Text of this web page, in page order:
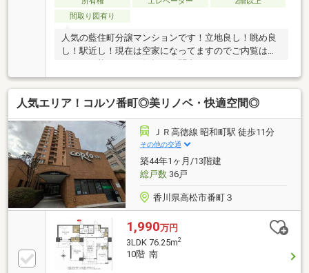
間取り図有り
人気の藍住町分譲マンションです！立地良し！眺め良
し！駅近し！現在は空家になってますのでご内覧はい
人気エリア！コルソ番町◎美リノベ・快適空間◎
ＪＲ高徳線 昭和町駅 徒歩11分
その他の交通
築44年1ヶ月/13階建
総戸数36戸
香川県高松市番町３
1,990万円
3LDK 76.25m2
10階 南